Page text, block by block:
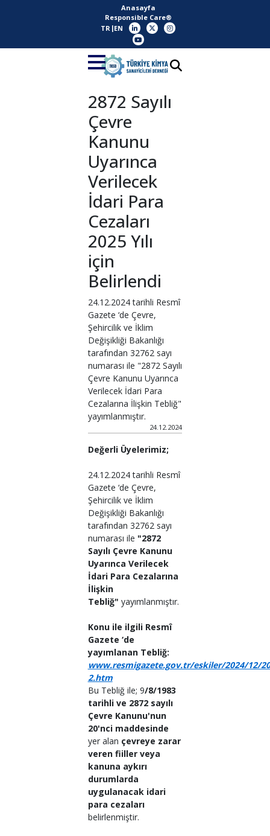
Anasayfa
Responsible Care®
TR EN
2872 Sayılı
Çevre
Kanunu
Uyarınca
Verilecek
İdari Para
Cezaları
2025 Yılı
için
Belirlendi
24.12.2024 tarihli Resmî
Gazete ‘de Çevre,
Şehircilik ve İklim
Değişikliği Bakanlığı
tarafından 32762 sayı
numarası ile "2872 Sayılı
Çevre Kanunu Uyarınca
Verilecek İdari Para
Cezalarına İlişkin Tebliğ"
yayımlanmıştır.
24.12.2024
Değerli Üyelerimiz;
24.12.2024 tarihli Resmî
Gazete ‘de Çevre,
Şehircilik ve İklim
Değişikliği Bakanlığı
tarafından 32762 sayı
numarası ile "2872
Sayılı Çevre Kanunu
Uyarınca Verilecek
İdari Para Cezalarına
İlişkin
Tebliğ" yayımlanmıştır.
Konu ile ilgili Resmî
Gazete ‘de
yayımlanan Tebliğ:
www.resmigazete.gov.tr/eskiler/2024/12/
2.htm
Bu Tebliğ ile; 9/8/1983
tarihli ve 2872 sayılı
Çevre Kanunu'nun
20'nci maddesinde
yer alan çevreye zarar
veren fiiller veya
kanuna aykırı
durumlarda
uygulanacak idari
para cezaları
belirlenmiştir.